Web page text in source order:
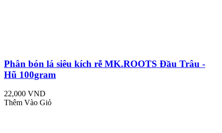
Phân bón lá siêu kích rễ MK.ROOTS Đầu Trâu -
Hũ 100gram
22,000 VND
Thêm Vào Giỏ